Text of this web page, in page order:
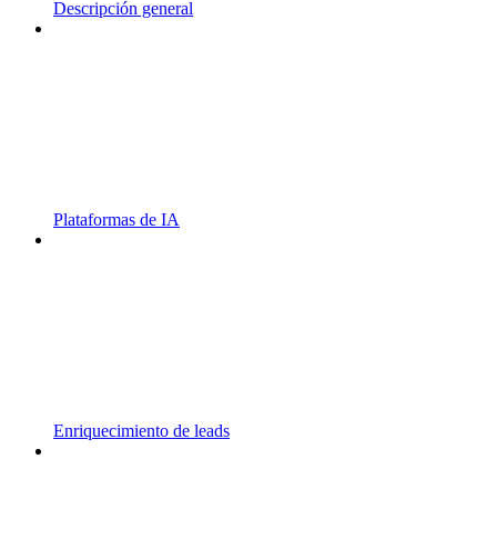
Descripción general
Plataformas de IA
Enriquecimiento de leads